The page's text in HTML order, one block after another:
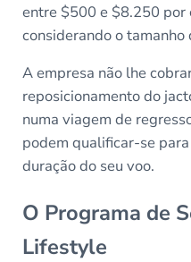
entre $500 e $8.250 por
considerando o tamanho
A empresa não lhe
reposicionamento do
numa viagem de
podem qualificar-se
duração do seu voo.
O Programa de
Lifestyle